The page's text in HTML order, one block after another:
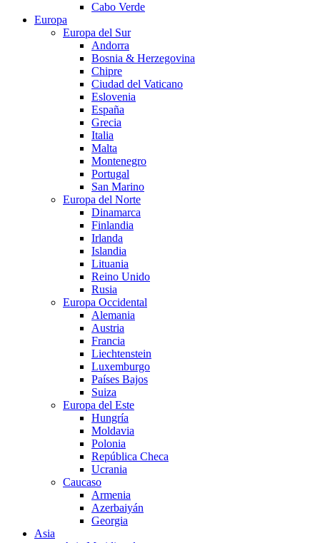
Cabo Verde
Europa
Europa del Sur
Andorra
Bosnia & Herzegovina
Chipre
Ciudad del Vaticano
Eslovenia
España
Grecia
Italia
Malta
Montenegro
Portugal
San Marino
Europa del Norte
Dinamarca
Finlandia
Irlanda
Islandia
Lituania
Reino Unido
Rusia
Europa Occidental
Alemania
Austria
Francia
Liechtenstein
Luxemburgo
Países Bajos
Suiza
Europa del Este
Hungría
Moldavia
Polonia
República Checa
Ucrania
Caucaso
Armenia
Azerbaiyán
Georgia
Asia